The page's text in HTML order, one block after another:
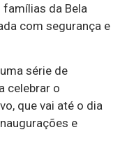
da Bela
com segurança e
série de
celebrar o
que vai até o dia
e